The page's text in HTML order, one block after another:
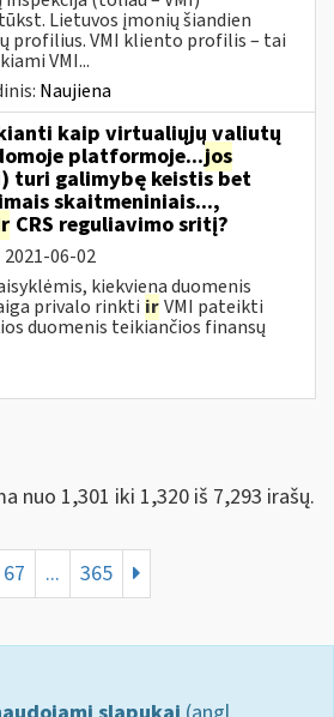
Lietuvos įmonių šiandien
profilius. VMI kliento profilis – tai
VMI...
Naujiena
kaip virtualiųjų valiutų
platformoje...jos
turi galimybę keistis bet
skaitmeniniais...,
CRS reguliavimo sritį?
2021-06-02
kiekviena duomenis
privalo rinkti irVMI pateikti
duomenis teikiančios finansų
nuo 1,301 iki 1,320 iš 7,293 irašų.
67 ... 365